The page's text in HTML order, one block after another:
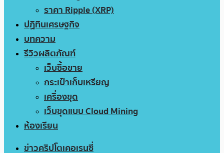
ราคา Ripple (XRP)
ปฏิทินเศรษฐกิจ
บทความ
รีวิวผลิตภัณฑ์
เว็บซื้อขาย
กระเป๋าเก็บเหรียญ
เครื่องขุด
เว็บขุดแบบ Cloud Mining
ห้องเรียน
ข่าวคริปโตเคอเรนซี่